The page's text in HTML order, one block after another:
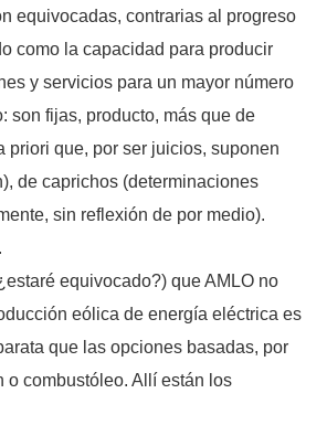
equivocadas, contrarias al progreso
como la capacidad para producir
y servicios para un mayor número
son fijas, producto, más que de
priori que, por ser juicios, suponen
de caprichos (determinaciones
sin reflexión de por medio).
equivocado?) que AMLO no
eólica de energía eléctrica es
que las opciones basadas, por
o combustóleo. Allí están los